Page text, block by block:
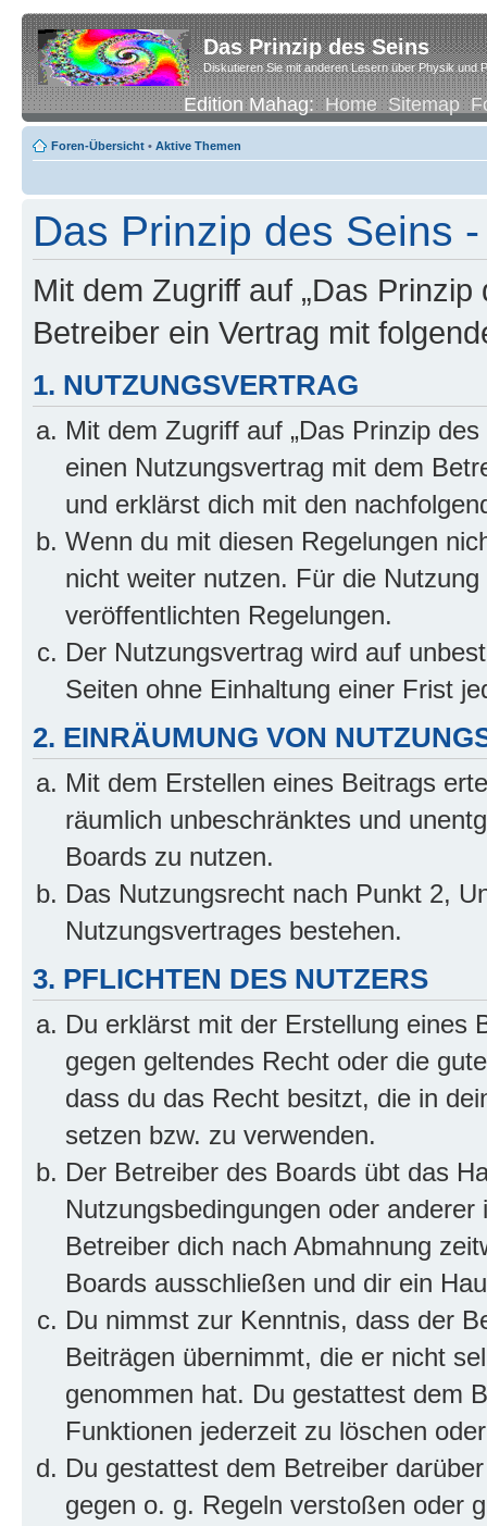
Das Prinzip des Seins
Diskutieren Sie mit anderen Lesern über Physik und
Edition Mahag:Home Sitemap
Foren-Übersicht • Aktive Themen
Das Prinzip des Seins
Mit dem Zugriff auf „Das
Betreiber ein Vertrag mit
1. NUTZUNGSVERTRAG
Mit dem Zugriff auf „Das Prinzip
einen Nutzungsvertrag mit dem
und erklärst dich mit den
Wenn du mit diesen Regelungen
nicht weiter nutzen. Für die
veröffentlichten Regelungen.
Der Nutzungsvertrag wird auf
Seiten ohne Einhaltung einer Frist
2. EINRÄUMUNG VON
Mit dem Erstellen eines Beitrags
räumlich unbeschränktes und
Boards zu nutzen.
Das Nutzungsrecht nach Punkt 2,
Nutzungsvertrages bestehen.
3. PFLICHTEN DES NUTZERS
Du erklärst mit der Erstellung eines
gegen geltendes Recht oder die
dass du das Recht besitzt, die in
setzen bzw. zu verwenden.
Der Betreiber des Boards übt das
Nutzungsbedingungen oder
Betreiber dich nach Abmahnung
Boards ausschließen und dir ein
Du nimmst zur Kenntnis, dass der
Beiträgen übernimmt, die er nicht
genommen hat. Du gestattest dem
Funktionen jederzeit zu löschen
Du gestattest dem Betreiber
gegen o. g. Regeln verstoßen oder